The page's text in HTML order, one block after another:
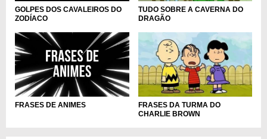
GOLPES DOS CAVALEIROS DO
ZODÍACO
TUDO SOBRE A CAVERNA DO
DRAGÃO
FRASES DE ANIMES
FRASES DA TURMA DO
CHARLIE BROWN